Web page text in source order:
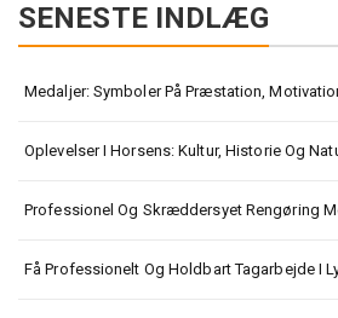
SENESTE INDLÆG
Medaljer: Symboler På Præstation,
Oplevelser I Horsens: Kultur, Historie Og
Professionel Og Skræddersyet Rengøring
Få Professionelt Og Holdbart Tagarbejde I